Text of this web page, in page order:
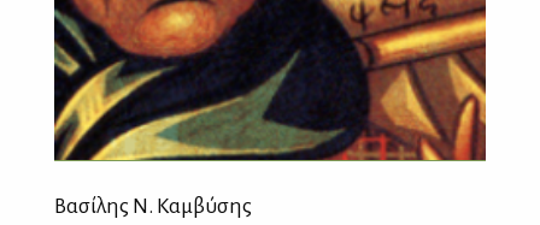
Βασίλης Ν. Καμβύσης